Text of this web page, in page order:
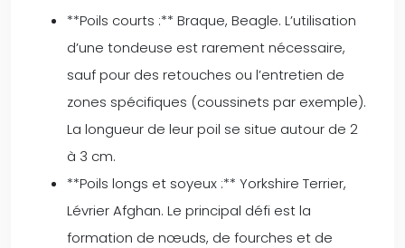
**Poils courts :** Braque, Beagle. L’utilisation
d’une tondeuse est rarement nécessaire,
sauf pour des retouches ou l’entretien de
zones spécifiques (coussinets par exemple).
La longueur de leur poil se situe autour de 2
à 3 cm.
**Poils longs et soyeux :** Yorkshire Terrier,
Lévrier Afghan. Le principal défi est la
formation de nœuds, de fourches et de